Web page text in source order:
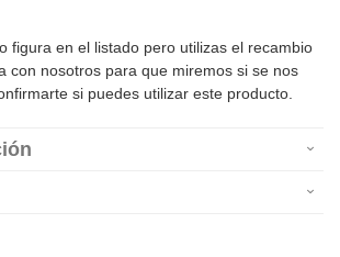
figura en el listado pero utilizas el recambio
con nosotros para que miremos si se nos
si puedes utilizar este producto.